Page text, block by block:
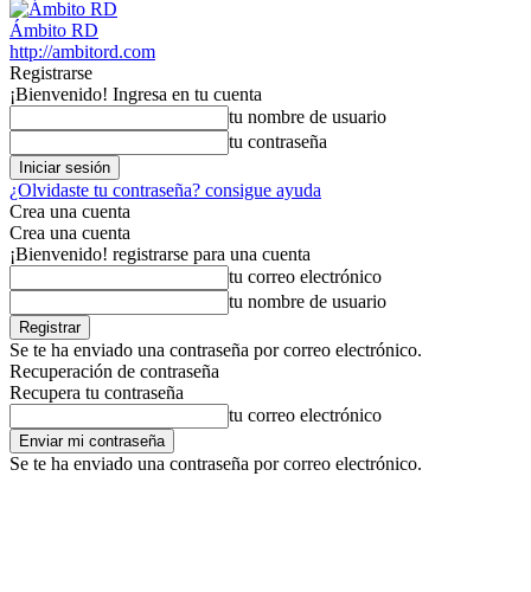
Ámbito RD
http://ambitord.com
Registrarse
¡Bienvenido! Ingresa en tu cuenta
tu nombre de usuario
tu contraseña
¿Olvidaste tu contraseña? consigue ayuda
Crea una cuenta
Crea una cuenta
¡Bienvenido! registrarse para una cuenta
tu correo electrónico
tu nombre de usuario
Se te ha enviado una contraseña por correo electrónico.
Recuperación de contraseña
Recupera tu contraseña
tu correo electrónico
Se te ha enviado una contraseña por correo electrónico.